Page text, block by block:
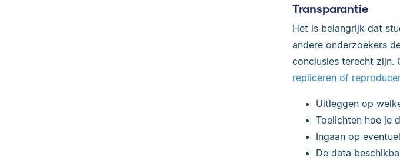
Transparantie
Het is belangrijk dat
andere onderzoekers
conclusies terecht zijn.
repliceren of
Uitleggen op
Toelichten hoe je
Ingaan op
De data